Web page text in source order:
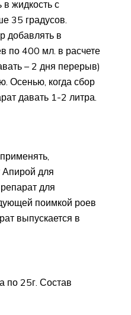
в жидкость с
35 градусов.
добавлять в
по 400 мл. в расчете
– 2 дня перерыв)
Осенью, когда сбор
давать 1-2 литра.
Апирой для
для
поимкой роев
выпускается в
по 25г. Состав